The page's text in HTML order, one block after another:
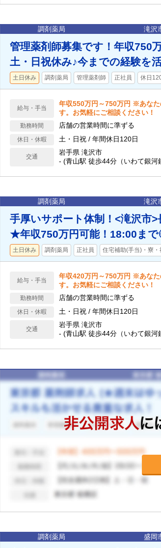
調剤薬局 滝沢
管理薬剤師募集です！年収750
土・日祝休み♪今までの経験を
土日休み 調剤薬局 管理薬剤師 正社員 休日
給与・手当
年収550万円～750万円 ※あなた
す。お気軽にご相談ください！
勤務時間 店舗の営業時間に準ずる
休日・休暇 土・日祝 / 年間休日120日
交通
岩手県 滝沢市
- (青山駅 徒歩44分（いわて銀河
調剤薬局 滝沢
手厚いサポート体制！<滝沢市
★年収750万円可能！18:00ま
土日休み 調剤薬局 正社員 住宅補助(手当)・寮・
給与・手当
年収420万円～750万円 ※あなた
す。お気軽にご相談ください！
勤務時間 店舗の営業時間に準ずる
休日・休暇 土・日祝 / 年間休日120日
交通
岩手県 滝沢市
- (青山駅 徒歩44分（いわて銀河
調剤薬局 盛岡